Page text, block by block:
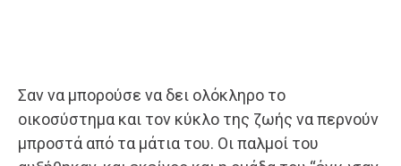
Σαν να μπορούσε να δει ολόκληρο το
οικοσύστημα και τον κύκλο της ζωής να περνούν
μπροστά από τα μάτια του. Οι παλμοί του